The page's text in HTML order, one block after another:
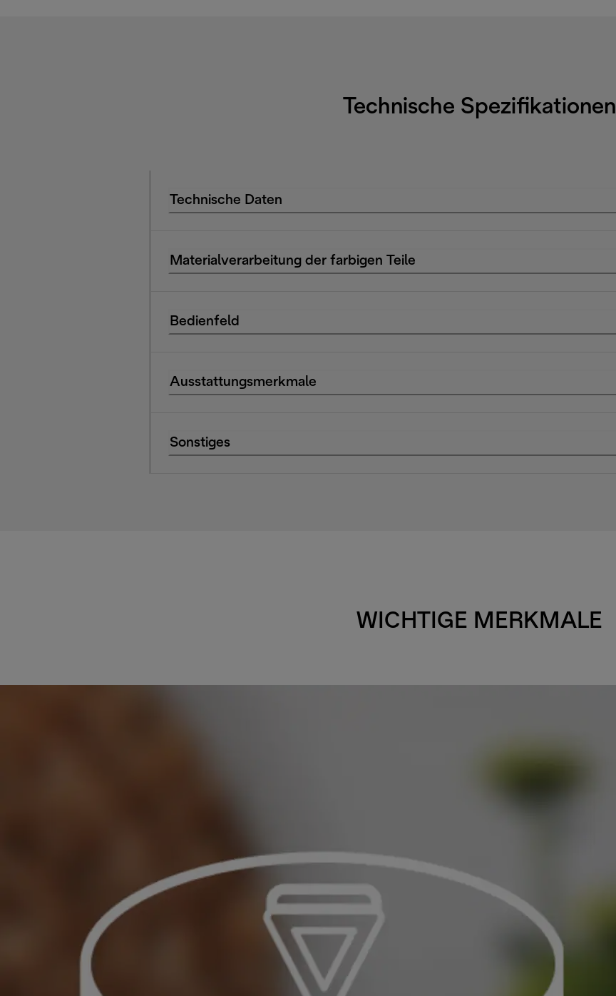
Technische Spezifikationen
Technische Daten
Materialverarbeitung der farbigen Teile
Bedienfeld
Ausstattungsmerkmale
Sonstiges
WICHTIGE MERKMALE